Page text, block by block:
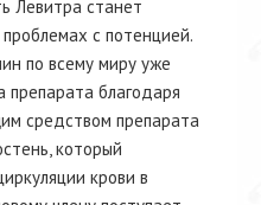
Левитра станет
с потенцией.
по всему миру уже
благодаря
средством препарата
который
крови в